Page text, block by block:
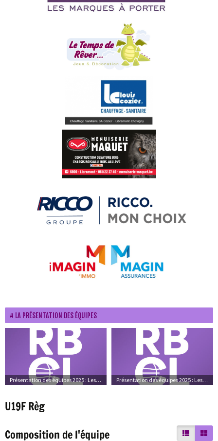
LA PRÉSENTATION DES ÉQUIPES
Présentation des équipes 2025 : Les équipes Présentation des équipes 2025 : Les photos d’ambiance
U19F Règ
Composition de l'équipe